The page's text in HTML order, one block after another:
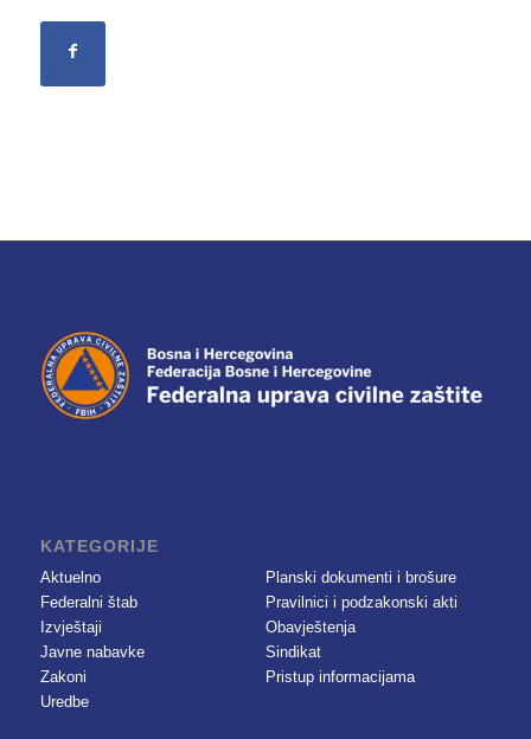
KATEGORIJE
Aktuelno
Federalni štab
Izvještaji
Javne nabavke
Zakoni
Uredbe
Planski dokumenti i brošure
Pravilnici i podzakonski akti
Obavještenja
Sindikat
Pristup informacijama